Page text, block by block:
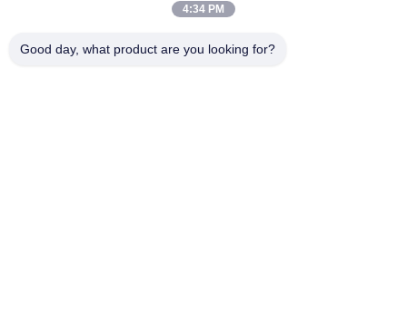
Adresse de l'entreprise
secteur de Nanhai, ville de Foshan
4:34 PM
Good day, what product are you looking for?